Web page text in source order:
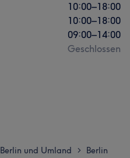
10:00–18:00
10:00–18:00
09:00–14:00
Geschlossen
Berlin und Umland > Berlin